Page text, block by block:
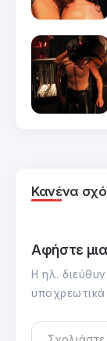
Κανένα
Αφήστε
Η ηλ.
υποχρεωτικά